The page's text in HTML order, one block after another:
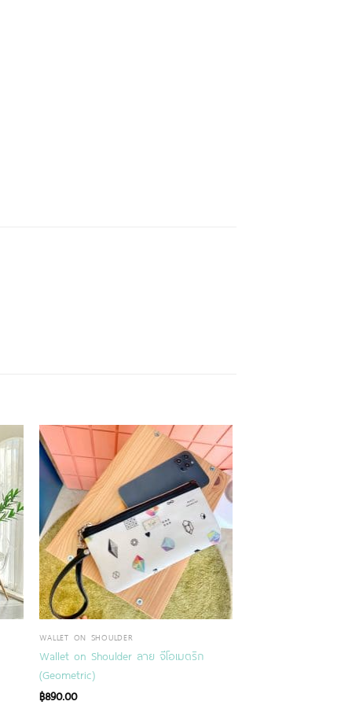
WALLET ON SHOULDER
Wallet on Shoulder ลาย จีโอเมตริก
(Geometric)
฿890.00